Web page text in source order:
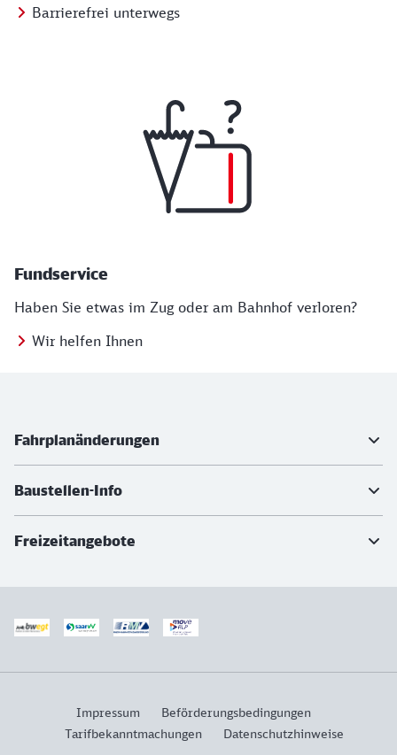
Barrierefrei unterwegs
Fundservice
Haben Sie etwas im Zug oder am Bahnhof verloren?
Wir helfen Ihnen
Fahrplanänderungen
Baustellen-Info
Freizeitangebote
Impressum
Beförderungsbedingungen
Tarifbekanntmachungen
Datenschutzhinweise